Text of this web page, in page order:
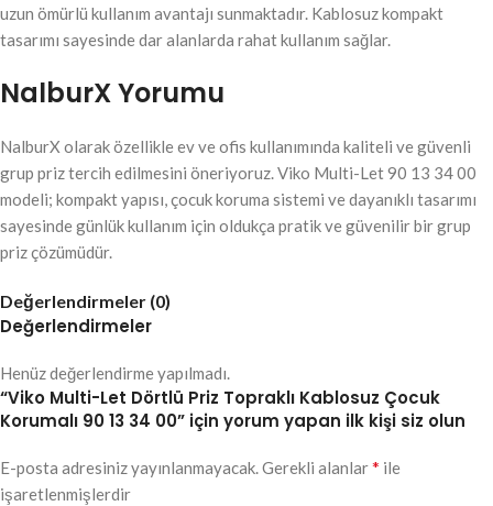
uzun ömürlü kullanım avantajı sunmaktadır. Kablosuz kompakt
tasarımı sayesinde dar alanlarda rahat kullanım sağlar.
NalburX Yorumu
NalburX olarak özellikle ev ve ofis kullanımında kaliteli ve güvenli
grup priz tercih edilmesini öneriyoruz. Viko Multi-Let 90 13 34 00
modeli; kompakt yapısı, çocuk koruma sistemi ve dayanıklı tasarımı
sayesinde günlük kullanım için oldukça pratik ve güvenilir bir grup
priz çözümüdür.
Değerlendirmeler (0)
Değerlendirmeler
Henüz değerlendirme yapılmadı.
“Viko Multi-Let Dörtlü Priz Topraklı Kablosuz Çocuk
Korumalı 90 13 34 00” için yorum yapan ilk kişi siz olun
E-posta adresiniz yayınlanmayacak.Gerekli alanlar* ile
işaretlenmişlerdir